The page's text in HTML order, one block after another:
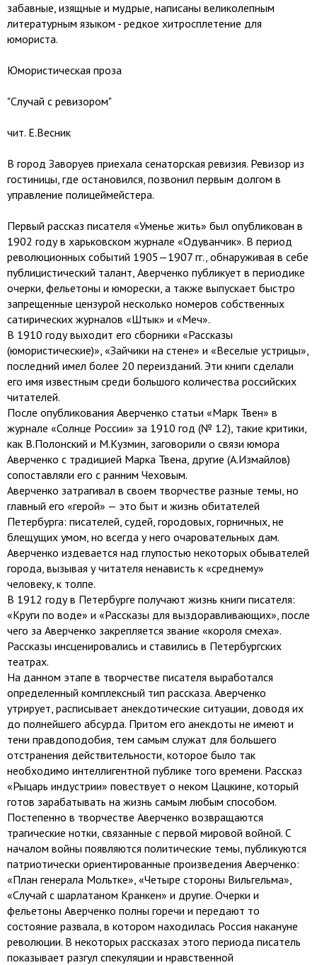
забавные, изящные и мудрые, написаны великолепным
литературным языком - редкое хитросплетение для
юмориста.
Юмористическая проза
"Случай с ревизором"
чит. Е.Весник
В город Заворуев приехала сенаторская ревизия. Ревизор из
гостиницы, где остановился, позвонил первым долгом в
управление полицеймейстера.
Первый рассказ писателя «Уменье жить» был опубликован в
1902 году в харьковском журнале «Одуванчик». В период
революционных событий 1905—1907 гг., обнаруживая в себе
публицистический талант, Аверченко публикует в периодике
очерки, фельетоны и юморески, а также выпускает быстро
запрещенные цензурой несколько номеров собственных
сатирических журналов «Штык» и «Меч».
В 1910 году выходит его сборники «Рассказы
(юмористические)», «Зайчики на стене» и «Веселые устрицы»,
последний имел более 20 переизданий. Эти книги сделали
его имя известным среди большого количества российских
читателей.
После опубликования Аверченко статьи «Марк Твен» в
журнале «Солнце России» за 1910 год (№ 12), такие критики,
как В.Полонский и М.Кузмин, заговорили о связи юмора
Аверченко с традицией Марка Твена, другие (А.Измайлов)
сопоставляли его с ранним Чеховым.
Аверченко затрагивал в своем творчестве разные темы, но
главный его «герой» — это быт и жизнь обитателей
Петербурга: писателей, судей, городовых, горничных, не
блещущих умом, но всегда у него очаровательных дам.
Аверченко издевается над глупостью некоторых обывателей
города, вызывая у читателя ненависть к «среднему»
человеку, к толпе.
В 1912 году в Петербурге получают жизнь книги писателя:
«Круги по воде» и «Рассказы для выздоравливающих», после
чего за Аверченко закрепляется звание «короля смеха».
Рассказы инсценировались и ставились в Петербургских
театрах.
На данном этапе в творчестве писателя выработался
определенный комплексный тип рассказа. Аверченко
утрирует, расписывает анекдотические ситуации, доводя их
до полнейшего абсурда. Притом его анекдоты не имеют и
тени правдоподобия, тем самым служат для большего
отстранения действительности, которое было так
необходимо интеллигентной публике того времени. Рассказ
«Рыцарь индустрии» повествует о неком Цацкине, который
готов зарабатывать на жизнь самым любым способом.
Постепенно в творчестве Аверченко возвращаются
трагические нотки, связанные с первой мировой войной. С
началом войны появляются политические темы, публикуются
патриотически ориентированные произведения Аверченко:
«План генерала Мольтке», «Четыре стороны Вильгельма»,
«Случай с шарлатаном Кранкен» и другие. Очерки и
фельетоны Аверченко полны горечи и передают то
состояние развала, в котором находилась Россия накануне
революции. В некоторых рассказах этого периода писатель
показывает разгул спекуляции и нравственной